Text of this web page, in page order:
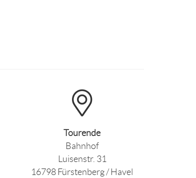
Tourende
Bahnhof
Luisenstr. 31
16798 Fürstenberg / Havel